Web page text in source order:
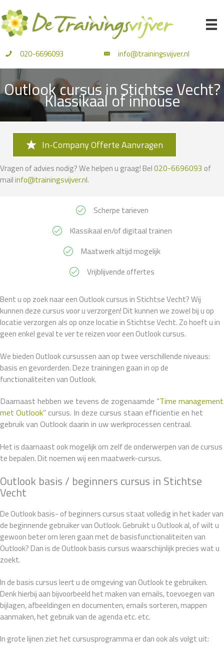
naar
de
inhoud
020-6696093 info@trainingsvijver.nl
Outlook cursus in Stichtse Vecht?
Klassikaal of inhouse
In-Company Offerte Aanvragen
Vragen of advies nodig? We helpen u graag! Bel020-6696093 of
mailinfo@trainingsvijver.nl.
Scherpe tarieven
Klassikaal en/of digitaal trainen
Maatwerk altijd mogelijk
Vrijblijvende offertes
Bent u op zoek naar een Outlook cursus in Stichtse Vecht? Wij
kunnen deze cursus voor u verzorgen! Dit kunnen we zowel bij u op
locatie verzorgen als op onze locatie in Stichtse Vecht. Zo hoeft u in
geen enkel geval te ver te reizen voor een Outlook cursus.
We bieden Outlook cursussen aan op twee verschillende niveaus:
basis en gevorderden. Deze trainingen gaan in op de
functionaliteiten van Outlook.
Daarnaast hebben we tevens de zogenaamde “Time management
met Outlook” cursus. In deze cursus staan efficientie en het
gebruik van Outlook daarin in uw werkprocessen centraal.
Het is daarnaast ook mogelijk om zelf de onderwerpen van de cursus
te bepalen. Dit noemen wij een maatwerk-cursus.
Outlook basis / beginners cursus in Stichtse
Vecht
De Outlook basis- of beginners cursus staat volledig in het kader van
de beginnende gebruiker van Outlook. Gebruikt u Outlook al, of wilt u
gewoon beter om leren gaan met de basisfunctionaliteiten van
Outlook? Dan is de Outlook basis cursus waarschijnlijk precies wat u
zoekt.
In de basis cursus leert u de omgeving van Outlook te gebruiken.
Denk hierbij aan bijvoorbeeld het maken van emails, toevoegen van
bijlagen, afbeeldingen en documenten, emails sorteren, mappen
aanmaken, het gebruik van de agenda etc. etc.
In grote lijnen ziet het cursusprogramma er dan ook als volgt uit: